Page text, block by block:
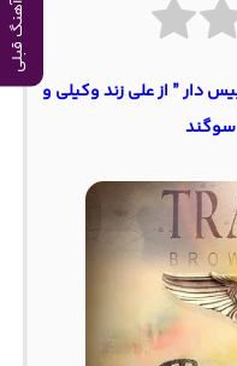
آهنگ قبلی
” از علی زند وکیلی و